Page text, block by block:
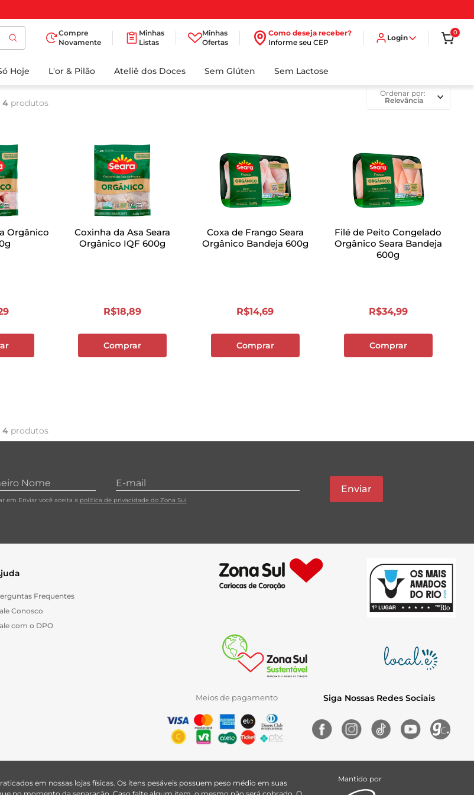
Compre
Novamente
Minhas
Listas
Minhas
Ofertas
Como deseja receber?
Informe seu CEP
Login
0
Hoje L'or & Pilão Ateliê dos Doces Sem Glúten Sem Lactose
4 produtos
ordenar por
Relevância
Orgânico
Coxinha da Asa Seara
Orgânico IQF 600g
R$18,89
Comprar
Coxa de Frango Seara
Orgânico Bandeja 600g
R$14,69
Comprar
Filé de Peito Congelado
Orgânico Seara Bandeja
600g
R$34,99
Comprar
4 produtos
em Enviar você aceita a política de privacidade do Zona Sul
Enviar
Frequentes
Conosco
com o DPO
Meios de pagamento Siga Nossas Redes Sociais
em nossas lojas físicas. Os itens pesáveis possuem peso médio em suas
Mantido por
BUSCADOS
8º
biscoito